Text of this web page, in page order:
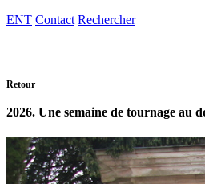
ENT Contact Rechercher
Retour
2026. Une semaine de tournage au